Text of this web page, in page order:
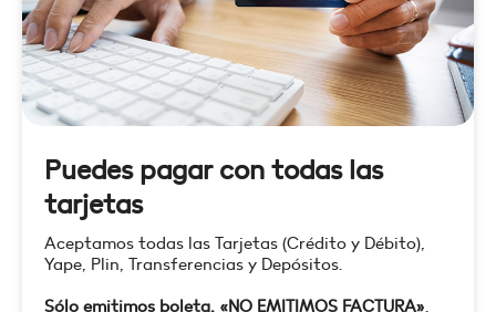
Puedes pagar con todas las
tarjetas
Aceptamos todas las Tarjetas (Crédito y Débito),
Yape, Plin, Transferencias y Depósitos.
Sólo emitimos boleta, «NO EMITIMOS FACTURA».